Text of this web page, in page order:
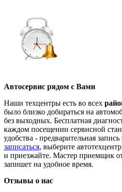
Автосервис рядом с Вами
Наши техцентры есть во всех
было близко добираться на
без выходных. Бесплатная
каждом посещении сервисной
удобства - предварительная
записаться, выберите
и приезжайте. Мастер приемщик
запишет на удобное время.
Отзывы о нас